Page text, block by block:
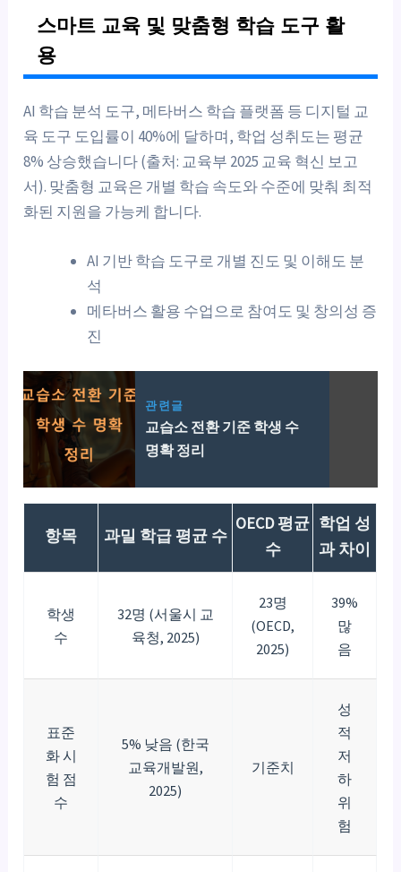
스마트 교육 및 맞춤형 학습 도구 활
용
AI 학습 분석 도구, 메타버스 학습 플랫폼 등 디지털 교
육 도구 도입률이 40%에 달하며, 학업 성취도는 평균
8% 상승했습니다 (출처: 교육부 2025 교육 혁신 보고
서). 맞춤형 교육은 개별 학습 속도와 수준에 맞춰 최적
화된 지원을 가능케 합니다.
AI 기반 학습 도구로 개별 진도 및 이해도 분
석
메타버스 활용 수업으로 참여도 및 창의성 증
진
관련글
교습소 전환 기준 학생 수
명확 정리
항목 과밀 학급 평균 수
OECD 평균
수
학업 성
과 차이
학생
수
32명 (서울시 교
육청, 2025)
23명
(OECD,
2025)
39%
많
음
표준
화 시
험 점
수
5% 낮음 (한국
교육개발원,
2025)
기준치
성
적
저
하
위
험